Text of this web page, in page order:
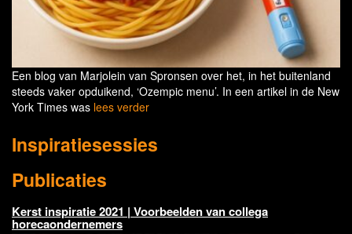
Een blog van Marjolein van Spronsen over het, in het buitenland
steeds vaker opduikend, ‘Ozempic menu’. In een artikel in de New
York Times was lees verder
Inspiratiesessies
Publicaties
Kerst inspiratie 2021 | Voorbeelden van collega
horecaondernemers